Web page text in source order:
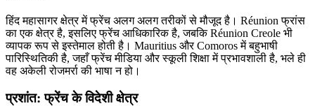
हिंद महासागर क्षेत्र में फ्रेंच अलग अलग तरीकों से मौजूद है। Réunion फ्रांस
का एक क्षेत्र है, इसलिए फ्रेंच आधिकारिक है, जबकि Réunion Creole भी
व्यापक रूप से इस्तेमाल होती है। Mauritius और Comoros में बहुभाषी
पारिस्थितिकी है, जहाँ फ्रेंच मीडिया और स्कूली शिक्षा में प्रभावशाली है, भले ही
वह अकेली रोजमर्रा की भाषा न हो।
प्रशांत: फ्रेंच के विदेशी क्षेत्र